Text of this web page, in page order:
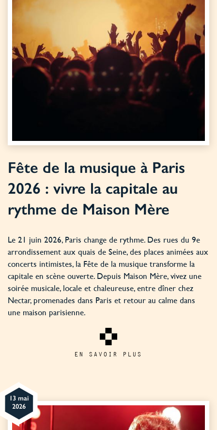
Fête de la musique à Paris
2026 : vivre la capitale au
rythme de Maison Mère
Le 21 juin 2026, Paris change de rythme. Des rues du 9e
arrondissement aux quais de Seine, des places animées aux
concerts intimistes, la Fête de la musique transforme la
capitale en scène ouverte. Depuis Maison Mère, vivez une
soirée musicale, locale et chaleureuse, entre dîner chez
Nectar, promenades dans Paris et retour au calme dans
une maison parisienne.
EN SAVOIR PLUS
13 mai
2026